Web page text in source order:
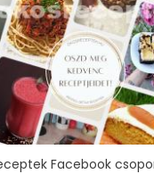
Facebook